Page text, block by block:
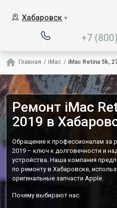
Хабаровск ▼
+7
Главная / iMac / iMac Retina 5k,
Ремонт iMac
2019 в
Обращение к профессионалам за
2019 – ключ к долговечности и
устройства. Наша компания
по ремонту в Хабаровске,
оригинальные запчасти Apple.
Почему выбирают нас: